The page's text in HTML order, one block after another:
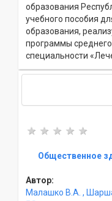
образования
учебного пособия
образования,
программы
специальности
Общественное
Автор:
Малашко В.А. ,